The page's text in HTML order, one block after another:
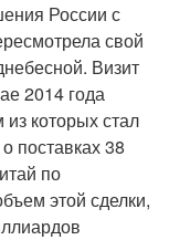
России с
свой
Визит
2014 года
которых стал
поставках 38
по
этой сделки,